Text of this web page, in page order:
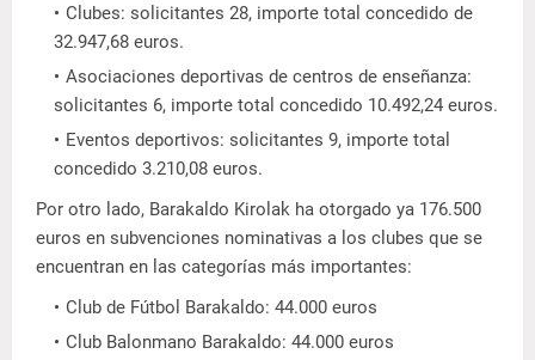
Clubes: solicitantes 28, importe total concedido de
32.947,68 euros.
Asociaciones deportivas de centros de enseñanza:
solicitantes 6, importe total concedido 10.492,24 euros.
Eventos deportivos: solicitantes 9, importe total
concedido 3.210,08 euros.
Por otro lado, Barakaldo Kirolak ha otorgado ya 176.500
euros en subvenciones nominativas a los clubes que se
encuentran en las categorías más importantes:
Club de Fútbol Barakaldo: 44.000 euros
Club Balonmano Barakaldo: 44.000 euros